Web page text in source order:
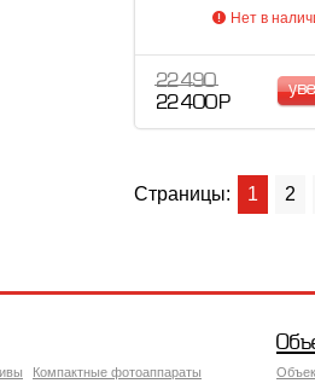
Нет в
22 490
22 400 Р
Страницы: 1 2
Компактные фотоаппараты